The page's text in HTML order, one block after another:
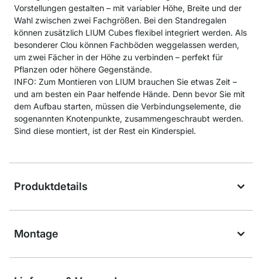
Vorstellungen gestalten – mit variabler Höhe, Breite und der
Wahl zwischen zwei Fachgrößen. Bei den Standregalen
können zusätzlich LIUM Cubes flexibel integriert werden. Als
besonderer Clou können Fachböden weggelassen werden,
um zwei Fächer in der Höhe zu verbinden – perfekt für
Pflanzen oder höhere Gegenstände.
INFO: Zum Montieren von LIUM brauchen Sie etwas Zeit –
und am besten ein Paar helfende Hände. Denn bevor Sie mit
dem Aufbau starten, müssen die Verbindungselemente, die
sogenannten Knotenpunkte, zusammengeschraubt werden.
Sind diese montiert, ist der Rest ein Kinderspiel.
Produktdetails
Montage